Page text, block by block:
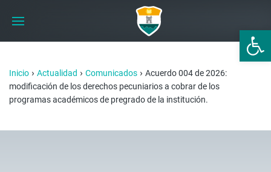
Abrir
Inicio › Actualidad › Comunicados › Acuerdo 004 de 2026:
modificación de los derechos pecuniarios a cobrar de los
programas académicos de pregrado de la institución.